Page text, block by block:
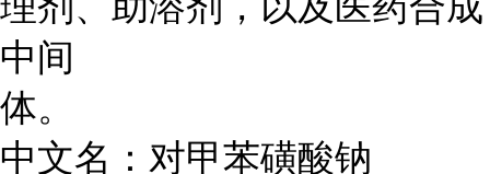
中间
体。
中文名：对甲苯磺酸钠